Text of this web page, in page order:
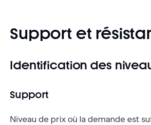
Support et
Identification des
Support
Niveau de prix où la demande est